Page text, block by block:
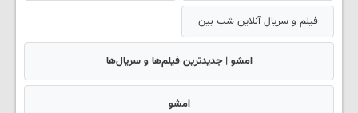
فیلم و سریال آنلاین شب بین
امشو | جدیدترین فیلم‌ها و سریال‌ها
امشو